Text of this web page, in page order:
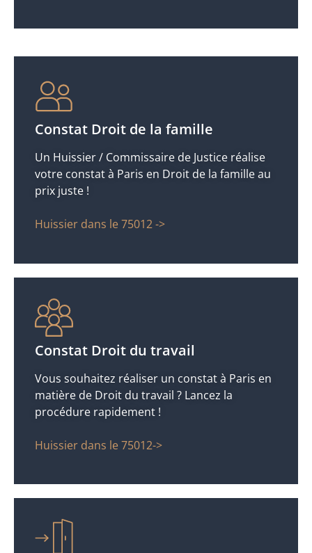
Constat Droit de la famille
Un Huissier / Commissaire de Justice réalise
votre constat à Paris en Droit de la famille au
prix juste !
Huissier dans le 75012 ->
Constat Droit du travail
Vous souhaitez réaliser un constat à Paris en
matière de Droit du travail ? Lancez la
procédure rapidement !
Huissier dans le 75012->